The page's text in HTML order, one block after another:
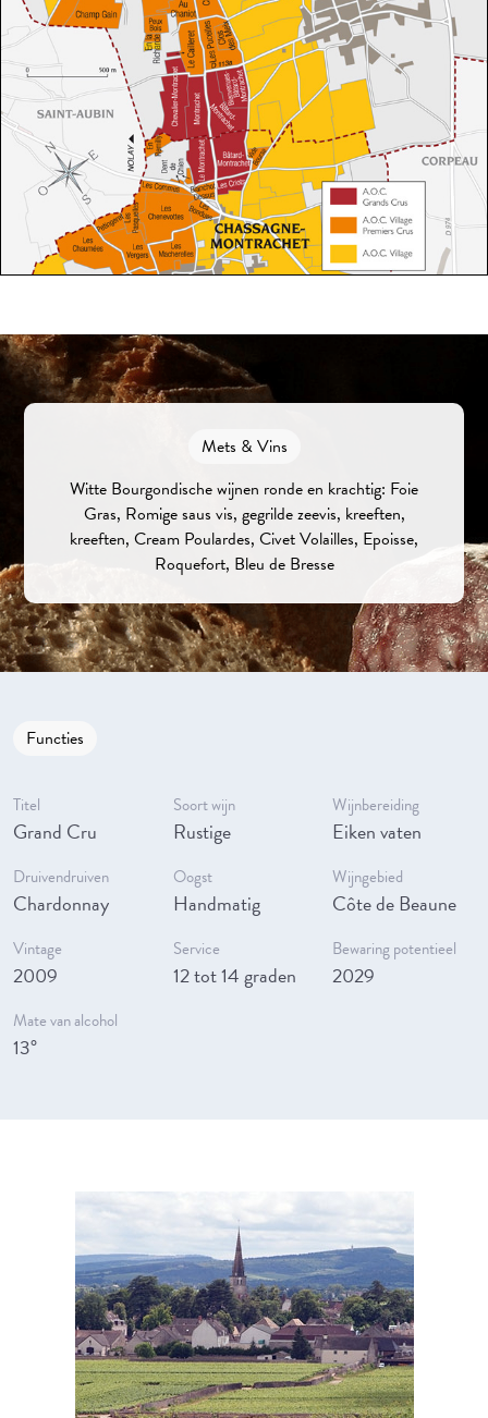
Mets & Vins
Witte Bourgondische wijnen ronde en krachtig: Foie
Gras, Romige saus vis, gegrilde zeevis, kreeften,
kreeften, Cream Poulardes, Civet Volailles, Epoisse,
Roquefort, Bleu de Bresse
Functies
Titel
Grand Cru
Soort wijn
Rustige
Wijnbereiding
Eiken vaten
Druivendruiven
Chardonnay
Oogst
Handmatig
Wijngebied
Côte de Beaune
Vintage
2009
Service
12 tot 14 graden
Bewaring potentieel
2029
Mate van alcohol
13°